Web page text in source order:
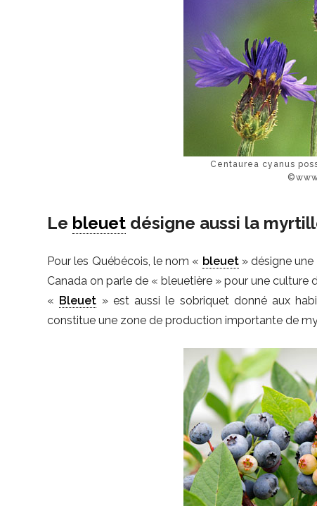
Centaurea cyanus
Le bleuet désigne aussi la
Pour les Québécois, le nom « bleuet» désigne une
Canada on parle de « bleuetière » pour une culture
« Bleuet » est aussi le sobriquet donné aux
constitue une zone de production importante de